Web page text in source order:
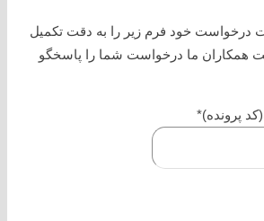
درخواست خود فرم زیر را به دقت تکمیل
همکاران ما درخواست شما را پاسخگو
پرونده)*